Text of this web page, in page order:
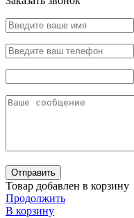
Товар добавлен в корзину
Продолжить
В корзину